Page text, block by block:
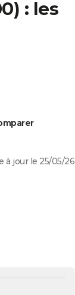
: les
à jour le 25/05/26